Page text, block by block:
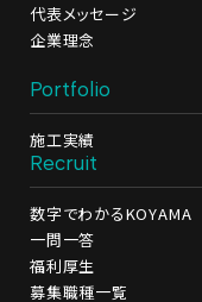
代表メッセージ
企業理念
Portfolio
施工実績
Recruit
数字でわかるKOYAMA
一問一答
福利厚生
募集職種一覧